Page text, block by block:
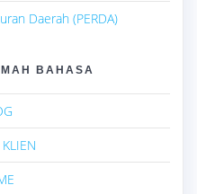
Daerah (PERDA)
BAHASA
KLIEN